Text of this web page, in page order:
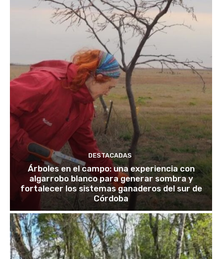
DESTACADAS
Árboles en el campo: una experiencia con
algarrobo blanco para generar sombra y
fortalecer los sistemas ganaderos del sur de
Córdoba